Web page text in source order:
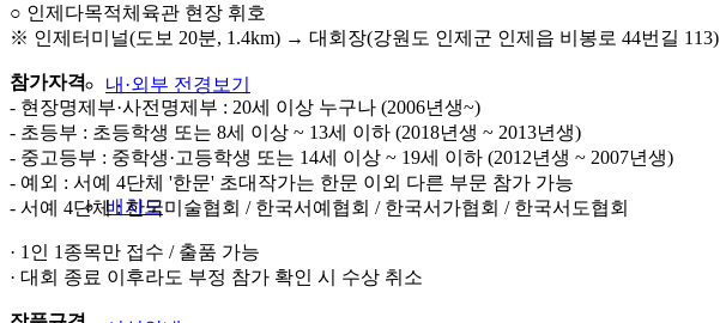
내·외부 전경보기
배치도
○ 인제다목적체육관 현장 휘호
※ 인제터미널(도보 20분, 1.4km) → 대회장(강원도 인제군 인제읍 비봉로 44번길 113)
참가자격
- 현장명제부·사전명제부 : 20세 이상 누구나 (2006년생~)
- 초등부 : 초등학생 또는 8세 이상 ~ 13세 이하 (2018년생 ~ 2013년생)
- 중고등부 : 중학생·고등학생 또는 14세 이상 ~ 19세 이하 (2012년생 ~ 2007년생)
- 예외 : 서예 4단체 '한문' 초대작가는 한문 이외 다른 부문 참가 가능
- 서예 4단체 : 한국미술협회 / 한국서예협회 / 한국서가협회 / 한국서도협회
· 1인 1종목만 접수 / 출품 가능
· 대회 종료 이후라도 부정 참가 확인 시 수상 취소